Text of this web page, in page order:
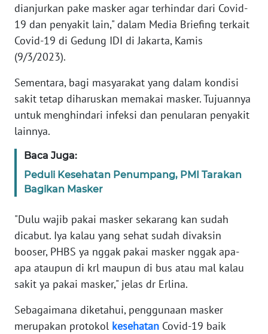
dianjurkan pake masker agar terhindar dari Covid-
19 dan penyakit lain," dalam Media Briefing terkait
Covid-19 di Gedung IDI di Jakarta, Kamis
(9/3/2023).
Sementara, bagi masyarakat yang dalam kondisi
sakit tetap diharuskan memakai masker. Tujuannya
untuk menghindari infeksi dan penularan penyakit
lainnya.
Baca Juga:
Peduli Kesehatan Penumpang, PMI Tarakan
Bagikan Masker
"Dulu wajib pakai masker sekarang kan sudah
dicabut. Iya kalau yang sehat sudah divaksin
booser, PHBS ya nggak pakai masker nggak apa-
apa ataupun di krl maupun di bus atau mal kalau
sakit ya pakai masker," jelas dr Erlina.
Sebagaimana diketahui, penggunaan masker
merupakan protokol kesehatan Covid-19 baik
Regional
WN
SUMUT
WN
JAKARTA
WN
WN
BANTEN
WN
NTT
WN
KEPRI
WN
PAPUA